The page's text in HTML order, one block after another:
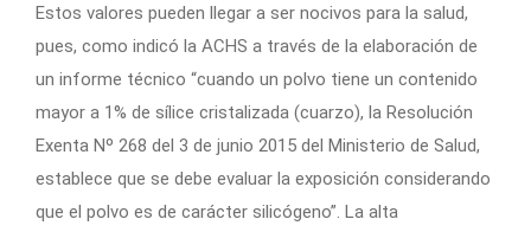
Estos valores pueden llegar a ser nocivos para la salud,
pues, como indicó la ACHS a través de la elaboración de
un informe técnico “cuando un polvo tiene un contenido
mayor a 1% de sílice cristalizada (cuarzo), la Resolución
Exenta Nº 268 del 3 de junio 2015 del Ministerio de Salud,
establece que se debe evaluar la exposición considerando
que el polvo es de carácter silicógeno”. La alta